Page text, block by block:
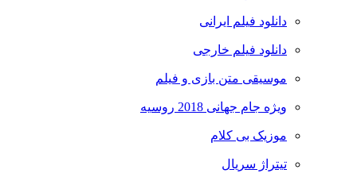
دانلود فیلم ایرانی
دانلود فیلم خارجی
موسیقی متن بازی و فیلم
ویژه جام جهانی 2018 روسیه
موزیک بی کلام
تیتراژ سریال